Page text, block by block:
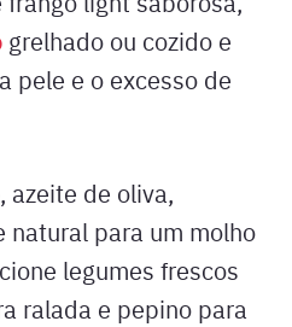
grelhado ou cozido e
pele e o excesso de
azeite de oliva,
natural para um molho
legumes frescos
ralada e pepino para